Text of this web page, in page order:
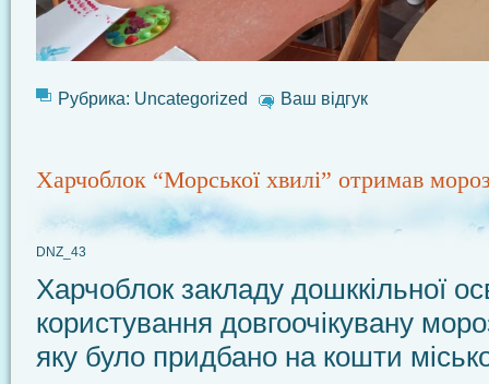
Рубрика: Uncategorized Ваш відгук
Харчоблок “Морської хвилі” отримав
DNZ_43
Харчоблок закладу дошккільної
користування довгоочікувану
яку було придбано на кошти